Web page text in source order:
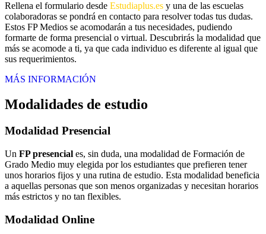
Rellena el formulario desde Estudiaplus.es y una de las escuelas
colaboradoras se pondrá en contacto para resolver todas tus dudas.
Estos FP Medios se acomodarán a tus necesidades, pudiendo
formarte de forma presencial o virtual. Descubrirás la modalidad que
más se acomode a ti, ya que cada individuo es diferente al igual que
sus requerimientos.
MÁS INFORMACIÓN
Modalidades de estudio
Modalidad Presencial
Un FP presencial es, sin duda, una modalidad de Formación de
Grado Medio muy elegida por los estudiantes que prefieren tener
unos horarios fijos y una rutina de estudio. Esta modalidad beneficia
a aquellas personas que son menos organizadas y necesitan horarios
más estrictos y no tan flexibles.
Modalidad Online